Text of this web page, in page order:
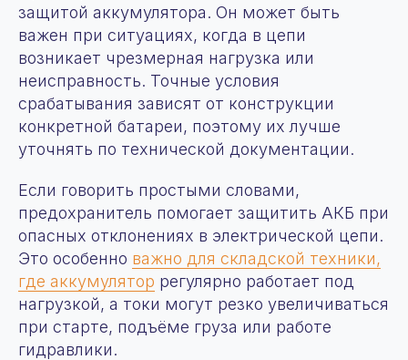
защитой аккумулятора. Он может быть
важен при ситуациях, когда в цепи
возникает чрезмерная нагрузка или
неисправность. Точные условия
срабатывания зависят от конструкции
конкретной батареи, поэтому их лучше
уточнять по технической документации.
Если говорить простыми словами,
предохранитель помогает защитить АКБ при
опасных отклонениях в электрической цепи.
Это особенно важно для складской техники,
где аккумулятор регулярно работает под
нагрузкой, а токи могут резко увеличиваться
при старте, подъёме груза или работе
гидравлики.